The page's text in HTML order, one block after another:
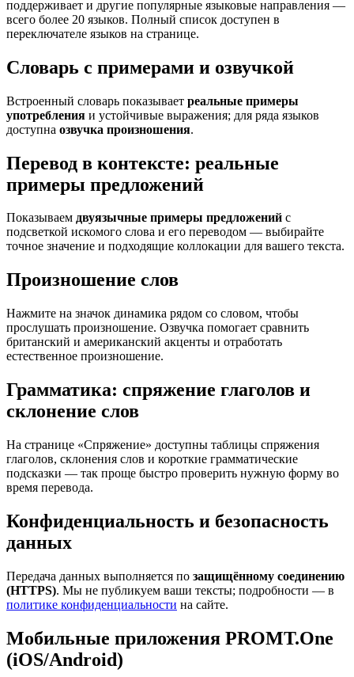
поддерживает и другие популярные языковые направления —
всего более 20 языков. Полный список доступен в
переключателе языков на странице.
Словарь с примерами и озвучкой
Встроенный словарь показывает реальные примеры
употребления и устойчивые выражения; для ряда языков
доступна озвучка произношения.
Перевод в контексте: реальные
примеры предложений
Показываем двуязычные примеры предложений с
подсветкой искомого слова и его переводом — выбирайте
точное значение и подходящие коллокации для вашего текста.
Произношение слов
Нажмите на значок динамика рядом со словом, чтобы
прослушать произношение. Озвучка помогает сравнить
британский и американский акценты и отработать
естественное произношение.
Грамматика: спряжение глаголов и
склонение слов
На странице «Спряжение» доступны таблицы спряжения
глаголов, склонения слов и короткие грамматические
подсказки — так проще быстро проверить нужную форму во
время перевода.
Конфиденциальность и безопасность
данных
Передача данных выполняется по защищённому соединению
(HTTPS). Мы не публикуем ваши тексты; подробности — в
политике конфиденциальности на сайте.
Мобильные приложения PROMT.One
(iOS/Android)